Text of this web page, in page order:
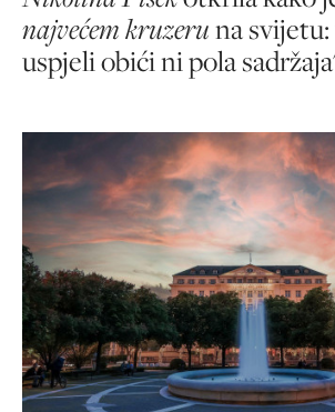
najvećem kruzeruna
uspjeli obići ni pola